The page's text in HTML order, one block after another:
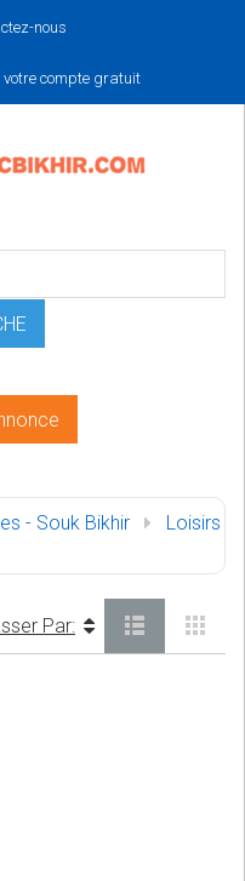
nous
votre compte gratuit
- Souk Bikhir
Loisirs
Par: